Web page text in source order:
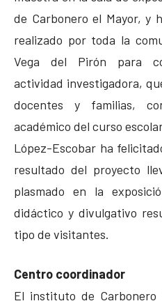
de Carbonero el Mayor, y
realizado por toda la
Vega del Pirón para
actividad investigadora,
docentes y familias,
académico del curso
López-Escobar ha
resultado del proyecto
plasmado en la
didáctico y divulgativo
tipo de visitantes.
Centro coordinador
El instituto de Carbonero